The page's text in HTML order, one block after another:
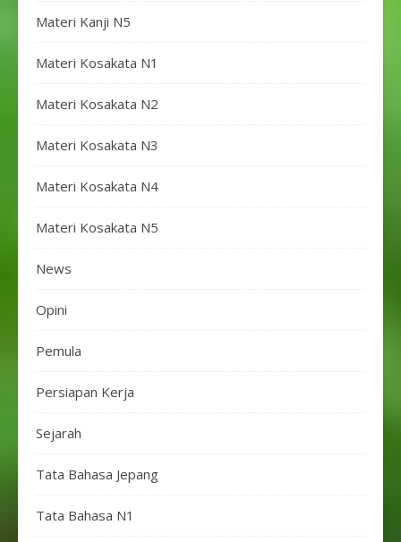
Materi Kanji N5
Materi Kosakata N1
Materi Kosakata N2
Materi Kosakata N3
Materi Kosakata N4
Materi Kosakata N5
News
Opini
Pemula
Persiapan Kerja
Sejarah
Tata Bahasa Jepang
Tata Bahasa N1